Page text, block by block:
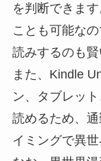
を判断できま
ことも可能な
読みするのも賢
また、Kindle
ン、タブレッ
読めるため、
イミングで異